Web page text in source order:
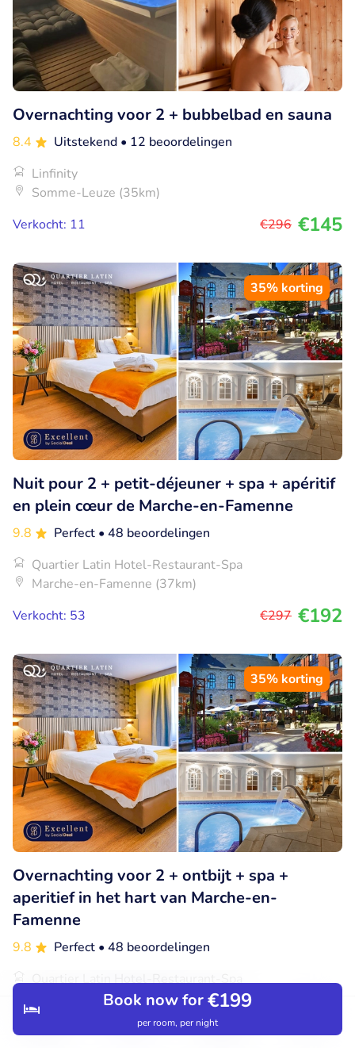
Search Bookings
Book now for€199
per room, per night
Overnachting voor 2 + bubbelbad en sauna
8.4 Uitstekend • 12 beoordelingen
Linfinity
Somme-Leuze (35km)
Verkocht: 11
€296 €145
35% korting
Nuit pour 2 + petit-déjeuner + spa + apéritif
en plein cœur de Marche-en-Famenne
9.8 Perfect • 48 beoordelingen
Quartier Latin Hotel-Restaurant-Spa
Marche-en-Famenne (37km)
Verkocht: 53
€297 €192
35% korting
Overnachting voor 2 + ontbijt + spa +
aperitief in het hart van Marche-en-
Famenne
9.8 Perfect • 48 beoordelingen
Quartier Latin Hotel-Restaurant-Spa
Marche-en-Famenne (37km)
Verkocht: 17
€192